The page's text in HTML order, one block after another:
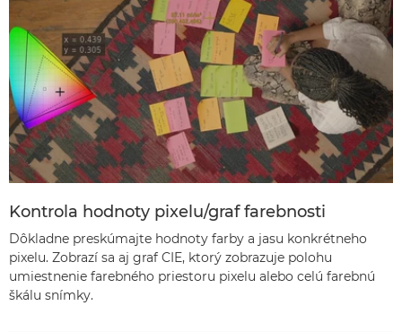
Kontrola hodnoty pixelu/graf farebnosti
Dôkladne preskúmajte hodnoty farby a jasu konkrétneho
pixelu. Zobrazí sa aj graf CIE, ktorý zobrazuje polohu
umiestnenie farebného priestoru pixelu alebo celú farebnú
škálu snímky.